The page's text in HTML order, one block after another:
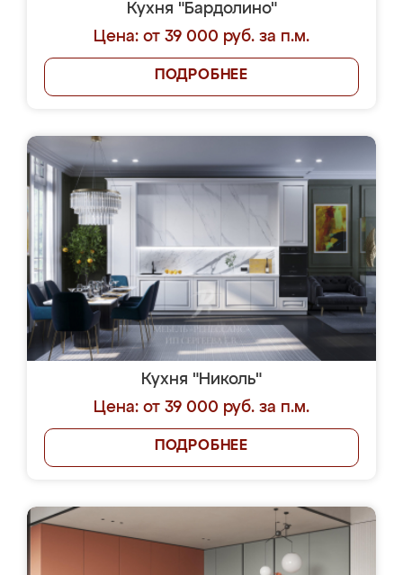
Кухня "Бардолино"
Цена: от 39 000 руб. за п.м.
ПОДРОБНЕЕ
Кухня "Николь"
Цена: от 39 000 руб. за п.м.
ПОДРОБНЕЕ